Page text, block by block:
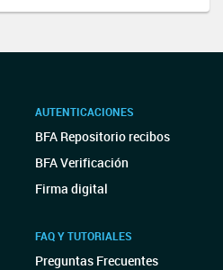
AUTENTICACIONES
BFA Repositorio recibos
BFA Verificación
Firma digital
FAQ Y TUTORIALES
Preguntas Frecuentes